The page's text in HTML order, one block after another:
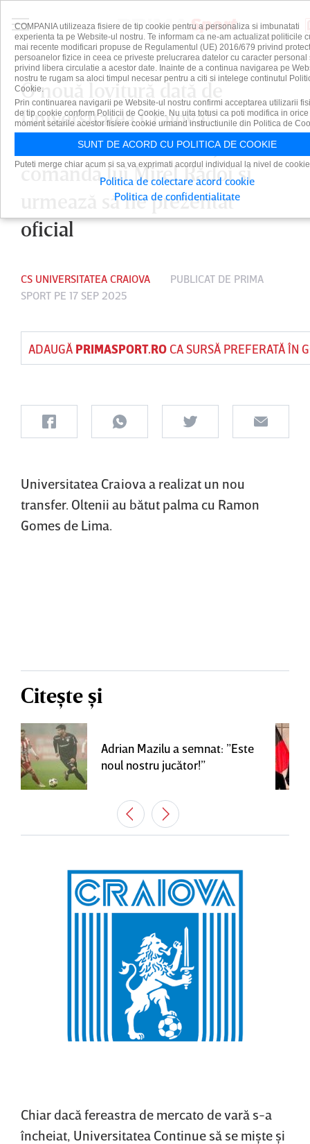
O nouă lovitură dată de
Universitatea Craiova!
Atacantul brazilian a ajuns sub
comanda lui Mirel Rădoi şi
urmează să fie prezentat
oficial
CS UNIVERSITATEA CRAIOVA PUBLICAT DE PRIMA
SPORT PE 17 SEP 2025
ADAUGĂ PRIMASPORT.ROCA SURSĂ PREFERATĂ ÎN
Universitatea Craiova a realizat un nou
transfer. Oltenii au bătut palma cu Ramon
Gomes de Lima.
Citește și
Adrian Mazilu a semnat: ”Este
noul nostru jucător!”
Chiar dacă fereastra de mercato de vară s-a
încheiat, Universitatea Continue să se mişte şi
COMPANIA utilizeaza fisiere de tip cookie pentru a personaliza si imbunatati
experienta ta pe Website-ul nostru. Te informam ca ne-am actualizat politicile
mai recente modificari propuse de Regulamentul (UE) 2016/679 privind
persoanelor fizice in ceea ce priveste prelucrarea datelor cu caracter personal
privind libera circulatie a acestor date. Inainte de a continua navigarea pe
nostru te rugam sa aloci timpul necesar pentru a citi si intelege continutul
Cookie.
Prin continuarea navigarii pe Website-ul nostru confirmi acceptarea utilizarii
de tip cookie conform Politicii de Cookie. Nu uita totusi ca poti modifica in orice
moment setarile acestor fisiere cookie urmand instructiunile din Politica de
SUNT DE ACORD CU POLITICA DE COOKIE
Puteti merge chiar acum si sa va exprimati acordul individual la nivel de
Politica de colectare acord cookie
Politica de confidentialitate